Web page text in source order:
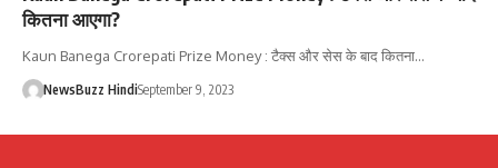
कितना आएगा?
Kaun Banega Crorepati Prize Money : टैक्स और सेस के बाद कितना…
NewsBuzz HindiSeptember 9, 2023